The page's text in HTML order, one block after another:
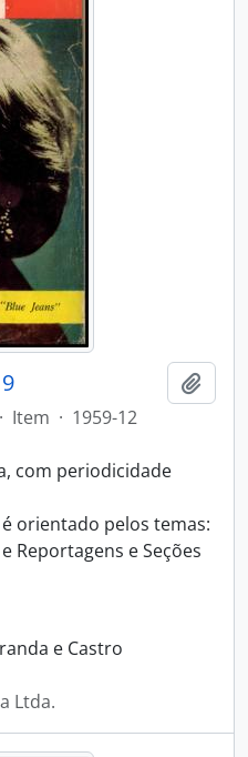
· Item · 1959-12
com periodicidade
orientado pelos temas:
Reportagens e Seções
e Castro
Ltda.